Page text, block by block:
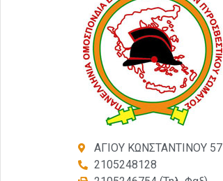
ΑΓΙΟΥ ΚΩΝΣΤΑΝΤΙΝΟΥ 57
2105248128